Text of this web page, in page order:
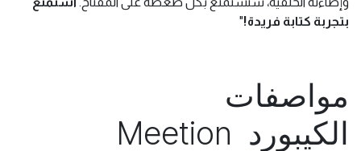
" أضف لمسة شخصية إلى جهازك!
بتجربة كتابة فريدة! "